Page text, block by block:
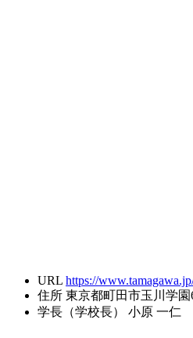
URL https://
住所 東京都町田市玉川学園
学長（学校長）
小原 一仁